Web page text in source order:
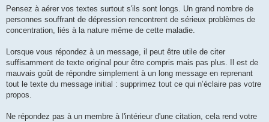
Pensez à aérer vos textes surtout s'ils sont longs. Un grand nombre de
personnes souffrant de dépression rencontrent de sérieux problèmes de
concentration, liés à la nature même de cette maladie.
Lorsque vous répondez à un message, il peut être utile de citer
suffisamment de texte original pour être compris mais pas plus. Il est de
mauvais goût de répondre simplement à un long message en reprenant
tout le texte du message initial : supprimez tout ce qui n’éclaire pas votre
propos.
Ne répondez pas à un membre à l'intérieur d'une citation, cela rend votre